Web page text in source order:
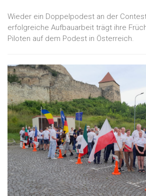
Wieder ein Doppelpodest an der
erfolgreiche Aufbauarbeit trägt ihre
Piloten auf dem Podest in Österreich.